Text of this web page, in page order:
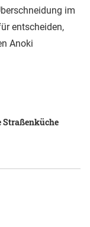
im
entscheiden,
Anoki
Straßenküche